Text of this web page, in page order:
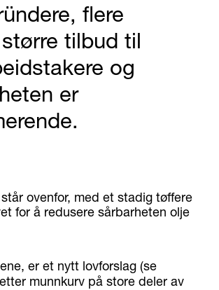
flere
tilbud til
og
er
ovenfor, med et stadig tøffere
for å redusere sårbarheten olje
er et nytt lovforslag (se
munnkurv på store deler av